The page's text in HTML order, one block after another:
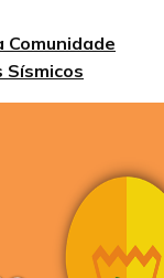
Comunidade